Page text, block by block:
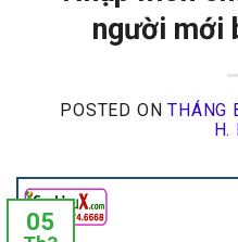
người mới
POSTED ONTHÁNG
H.
05